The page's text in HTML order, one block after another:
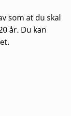
som at du skal
år. Du kan